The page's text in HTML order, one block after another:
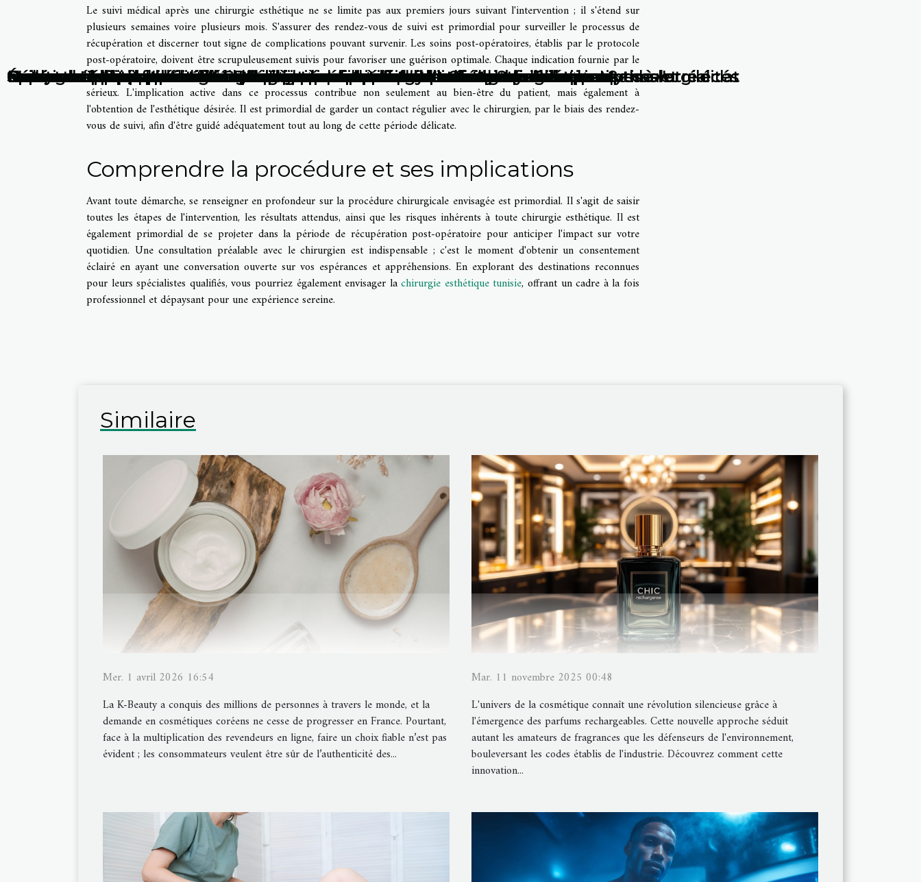
Le suivi médical après une chirurgie esthétique ne se limite pas aux premiers jours suivant l'intervention ; il s'étend sur
plusieurs semaines voire plusieurs mois. S'assurer des rendez-vous de suivi est primordial pour surveiller le processus de
récupération et discerner tout signe de complications pouvant survenir. Les soins post-opératoires, établis par le protocole
post-opératoire, doivent être scrupuleusement suivis pour favoriser une guérison optimale. Chaque indication fournie par le
praticien concernant le soin des cicatrices, la gestion de la douleur ou le port de vêtements de contention doit être prise au
sérieux. L'implication active dans ce processus contribue non seulement au bien-être du patient, mais également à
l'obtention de l'esthétique désirée. Il est primordial de garder un contact régulier avec le chirurgien, par le biais des rendez-
vous de suivi, afin d'être guidé adéquatement tout au long de cette période délicate.
Comprendre la procédure et ses implications
Avant toute démarche, se renseigner en profondeur sur la procédure chirurgicale envisagée est primordial. Il s'agit de saisir
toutes les étapes de l'intervention, les résultats attendus, ainsi que les risques inhérents à toute chirurgie esthétique. Il est
également primordial de se projeter dans la période de récupération post-opératoire pour anticiper l'impact sur votre
quotidien. Une consultation préalable avec le chirurgien est indispensable ; c'est le moment d'obtenir un consentement
éclairé en ayant une conversation ouverte sur vos espérances et appréhensions. En explorant des destinations reconnues
pour leurs spécialistes qualifiés, vous pourriez également envisager lachirurgie esthétique tunisie, offrant un cadre à la fois
professionnel et dépaysant pour une expérience sereine.
Similaire
Sur quelle boutique en ligne acheter ses cosmétiques coréens ?
Mer. 1 avril 2026 16:54
La K-Beauty a conquis des millions de personnes à travers le monde, et la
demande en cosmétiques coréens ne cesse de progresser en France. Pourtant,
face à la multiplication des revendeurs en ligne, faire un choix fiable n’est pas
évident ; les consommateurs veulent être sûr de l’authenticité des...
Comment les parfums rechargeables transforment-ils l'industrie cosmétique ?
Mar. 11 novembre 2025 00:48
L'univers de la cosmétique connaît une révolution silencieuse grâce à
l'émergence des parfums rechargeables. Cette nouvelle approche séduit
autant les amateurs de fragrances que les défenseurs de l'environnement,
bouleversant les codes établis de l'industrie. Découvrez comment cette
innovation...
Épilation : 3 prestations différentes proposées à l'institut Ozaliya de Pessac
Protocoles de récupération musculaire pour sportifs utilisant la cryothérapie
Massages faciaux pour un teint lumineux explorez les bienfaits et méthodes
Les secrets d'une peau éclatante découvrez les bienfaits méconnus des masques à l'argile
Nutricosmétique et beauté de la peau les compléments alimentaires au service de votre éclat
Importance de la protection solaire dans les routines de soin quotidiennes - Mythes et réalités
Guide complet des bénéfices de l'injection d'acide hyaluronique pour la peau
Comment choisir le bon shampooing pour revitaliser les cheveux fragiles
Guide complet pour choisir le meilleur équipement de tatouage
Découverte des bienfaits du collagène marin pour la santé et la beauté
Comment prendre soin de sa peau après un tatouage pour une cicatrisation optimale
Comment utiliser l'huile de CBD pour améliorer votre routine de soin de peau
La cryothérapie, un traitement révolutionnaire contre les douleurs chroniques
Redécouvrez votre peau avec la microdermabrasion